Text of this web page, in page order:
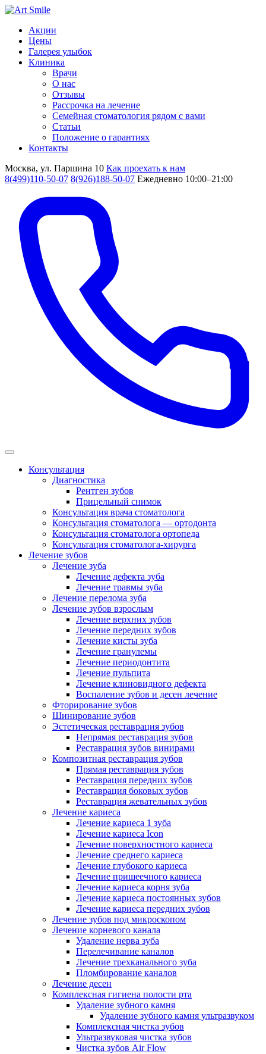
Акции
Цены
Галерея улыбок
Клиника
Врачи
О нас
Отзывы
Рассрочка на лечение
Семейная стоматология рядом с вами
Статьи
Положение о гарантиях
Контакты
Москва, ул. Паршина 10 Как проехать к нам
8(499)110-50-07 8(926)188-50-07 Ежедневно 10:00–21:00
Консультация
Диагностика
Рентген зубов
Прицельный снимок
Консультация врача стоматолога
Консультация стоматолога — ортодонта
Консультация стоматолога ортопеда
Консультация стоматолога-хирурга
Лечение зубов
Лечение зуба
Лечение дефекта зуба
Лечение травмы зуба
Лечение перелома зуба
Лечение зубов взрослым
Лечение верхних зубов
Лечение передних зубов
Лечение кисты зуба
Лечение гранулемы
Лечение периодонтита
Лечение пульпита
Лечение клиновидного дефекта
Воспаление зубов и десен лечение
Фторирование зубов
Шинирование зубов
Эстетическая реставрация зубов
Непрямая реставрация зубов
Реставрация зубов винирами
Композитная реставрация зубов
Прямая реставрация зубов
Реставрация передних зубов
Реставрация боковых зубов
Реставрация жевательных зубов
Лечение кариеса
Лечение кариеса 1 зуба
Лечение кариеса Icon
Лечение поверхностного кариеса
Лечение среднего кариеса
Лечение глубокого кариеса
Лечение пришеечного кариеса
Лечение кариеса корня зуба
Лечение кариеса постоянных зубов
Лечение кариеса передних зубов
Лечение зубов под микроскопом
Лечение корневого канала
Удаление нерва зуба
Перелечивание каналов
Лечение трехканального зуба
Пломбирование каналов
Лечение десен
Комплексная гигиена полости рта
Удаление зубного камня
Удаление зубного камня ультразвуком
Комплексная чистка зубов
Ультразвуковая чистка зубов
Чистка зубов Air Flow